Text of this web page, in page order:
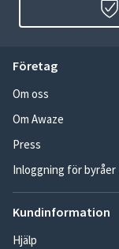
Företag
Om oss
Om Awaze
Press
Inloggning för byråer
Kundinformation
Hjälp